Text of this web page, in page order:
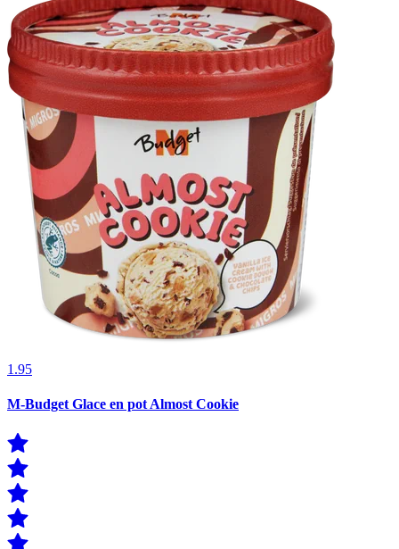
1.95
M-Budget Glace en pot Almost Cookie